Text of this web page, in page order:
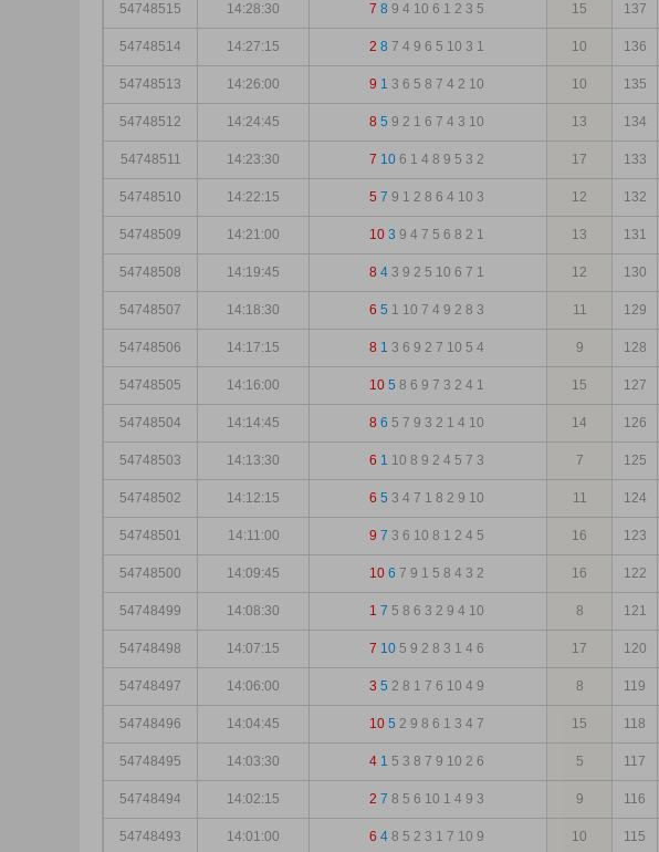
54748515 14:28:30 7 8 9 4 10 6 1 2 3 5 15 137
54748514 14:27:15 2 8 7 4 9 6 5 10 3 1 10 136
54748513 14:26:00 9 1 3 6 5 8 7 4 2 10 10 135
54748512 14:24:45 8 5 9 2 1 6 7 4 3 10 13 134
54748511 14:23:30 7 10 6 1 4 8 9 5 3 2 17 133
54748510 14:22:15 5 7 9 1 2 8 6 4 10 3 12 132
54748509 14:21:00 10 3 9 4 7 5 6 8 2 1 13 131
54748508 14:19:45 8 4 3 9 2 5 10 6 7 1 12 130
54748507 14:18:30 6 5 1 10 7 4 9 2 8 3 11 129
54748506 14:17:15 8 1 3 6 9 2 7 10 5 4 9 128
54748505 14:16:00 10 5 8 6 9 7 3 2 4 1 15 127
54748504 14:14:45 8 6 5 7 9 3 2 1 4 10 14 126
54748503 14:13:30 6 1 10 8 9 2 4 5 7 3 7 125
54748502 14:12:15 6 5 3 4 7 1 8 2 9 10 11 124
54748501 14:11:00 9 7 3 6 10 8 1 2 4 5 16 123
54748500 14:09:45 10 6 7 9 1 5 8 4 3 2 16 122
54748499 14:08:30 1 7 5 8 6 3 2 9 4 10 8 121
54748498 14:07:15 7 10 5 9 2 8 3 1 4 6 17 120
54748497 14:06:00 3 5 2 8 1 7 6 10 4 9 8 119
54748496 14:04:45 10 5 2 9 8 6 1 3 4 7 15 118
54748495 14:03:30 4 1 5 3 8 7 9 10 2 6 5 117
54748494 14:02:15 2 7 8 5 6 10 1 4 9 3 9 116
54748493 14:01:00 6 4 8 5 2 3 1 7 10 9 10 115